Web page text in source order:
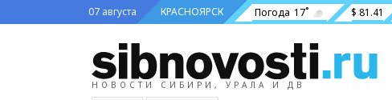
07 августа КРАСНОЯРСК Погода 17˚ $ 81.41
НОВОСТИ СИБИРИ, УРАЛА И ДВ